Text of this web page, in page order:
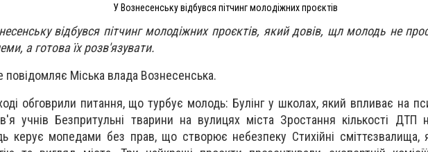
У Вознесенську відбувся пітчинг молодіжних проєктів
відбувся пітчинг молодіжних проєктів, який довів, щл молодь не
а готова їх розв'язувати.
повідомляє Міська влада Вознесенська.
обговрили питання, що турбує молодь: Булінг у школах, який впливає на
учнів Безпритульні тварини на вулицях міста Зростання кількості ДТП
керує мопедами без прав, що створює небезпеку Стихійні сміттєзвалища,